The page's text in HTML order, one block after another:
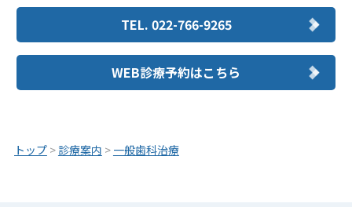
TEL. 022-766-9265
WEB診療予約はこちら
トップ > 診療案内 > 一般歯科治療